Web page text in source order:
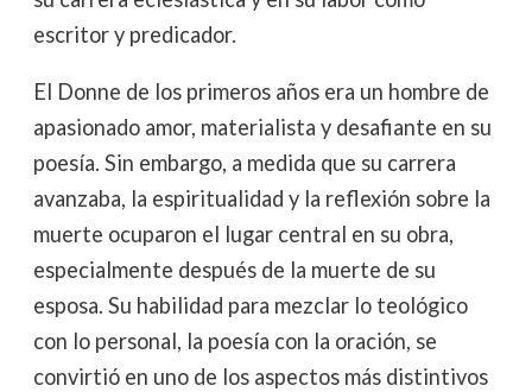
escritor y predicador.
El Donne de los primeros años era un hombre de
apasionado amor, materialista y desafiante en su
poesía. Sin embargo, a medida que su carrera
avanzaba, la espiritualidad y la reflexión sobre la
muerte ocuparon el lugar central en su obra,
especialmente después de la muerte de su
esposa. Su habilidad para mezclar lo teológico
con lo personal, la poesía con la oración, se
convirtió en uno de los aspectos más distintivos